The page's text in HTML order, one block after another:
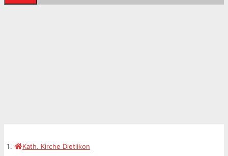
Kath. Kirche Dietlikon